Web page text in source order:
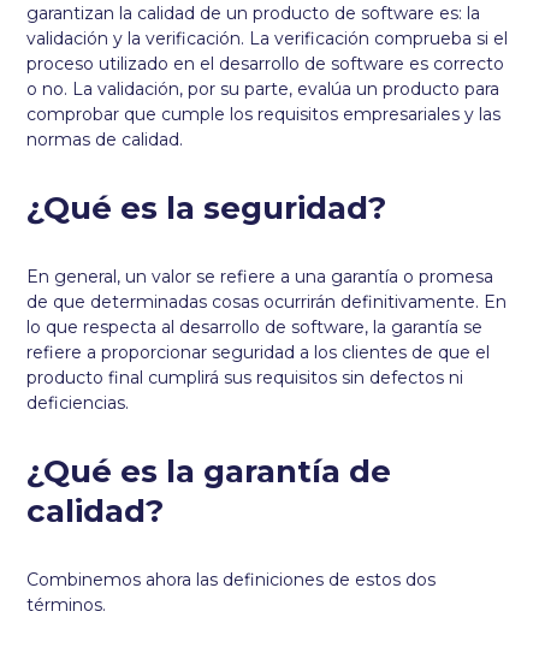
garantizan la calidad de un producto de software es: la
validación y la verificación. La verificación comprueba si el
proceso utilizado en el desarrollo de software es correcto
o no. La validación, por su parte, evalúa un producto para
comprobar que cumple los requisitos empresariales y las
normas de calidad.
¿Qué es la seguridad?
En general, un valor se refiere a una garantía o promesa
de que determinadas cosas ocurrirán definitivamente. En
lo que respecta al desarrollo de software, la garantía se
refiere a proporcionar seguridad a los clientes de que el
producto final cumplirá sus requisitos sin defectos ni
deficiencias.
¿Qué es la garantía de
calidad?
Combinemos ahora las definiciones de estos dos
términos.